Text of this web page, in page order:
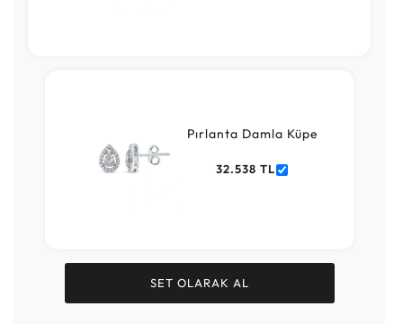
Pırlanta Damla Küpe
32.538 TL
SET OLARAK AL